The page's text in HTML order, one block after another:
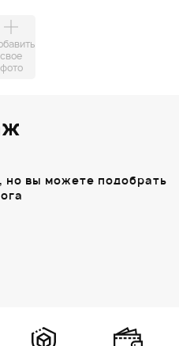
свое
фото
но вы можете подобрать